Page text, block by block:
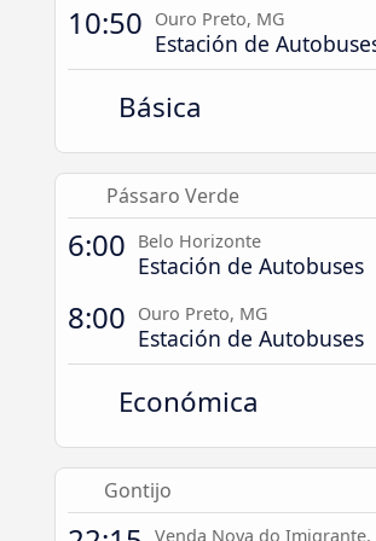
10:50 Ouro Preto, MG
Estación de
Básica
Pássaro Verde
6:00 Belo Horizonte
Estación de Autobuses
8:00 Ouro Preto, MG
Estación de Autobuses
Económica
Gontijo
Venda Nova do Imigrante,